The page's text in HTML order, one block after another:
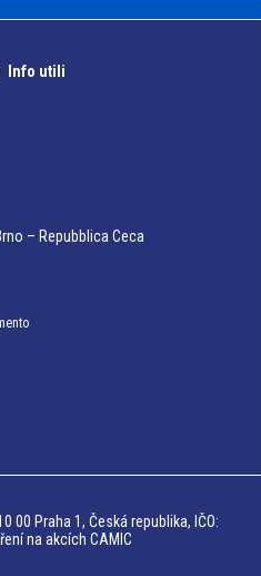
Info utili
– Repubblica Ceca
Praha 1, Česká republika, IČO:
na akcích CAMIC